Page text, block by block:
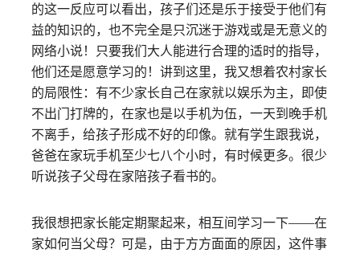
的这一反应可以看出，孩子们还是乐于接受于他们有
益的知识的，也不完全是只沉迷于游戏或是无意义的
网络小说！只要我们大人能进行合理的适时的指导，
他们还是愿意学习的！讲到这里，我又想着农村家长
的局限性：有不少家长自己在家就以娱乐为主，即使
不出门打牌的，在家也是以手机为伍，一天到晚手机
不离手，给孩子形成不好的印像。就有学生跟我说，
爸爸在家玩手机至少七八个小时，有时候更多。很少
听说孩子父母在家陪孩子看书的。
我很想把家长能定期聚起来，相互间学习一下——在
家如何当父母？可是，由于方方面面的原因，这件事